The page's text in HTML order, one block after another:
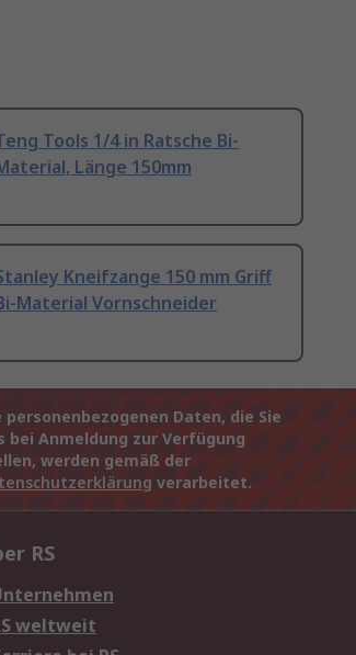
Tools 1/4 in Ratsche Bi-
Länge 150mm
Kneifzange 150 mm Griff
Material Vornschneider
personenbezogenen Daten, die Sie
bei Anmeldung zur Verfügung
werden gemäß der
verarbeitet.
RS
weltweit